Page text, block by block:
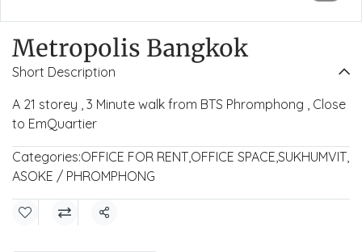
Metropolis Bangkok
Short Description
A 21 storey , 3 Minute walk from BTS Phromphong , Close
to EmQuartier
Categories:OFFICE FOR RENT,OFFICE SPACE,SUKHUMVIT,
ASOKE / PHROMPHONG
Share